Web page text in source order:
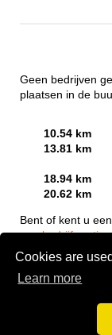
Cookies are
Learn more
Geen bedrijven
plaatsen in de
10.54 km
13.81 km
18.94 km
20.62 km
Bent of kent u
een bedrijf gratis